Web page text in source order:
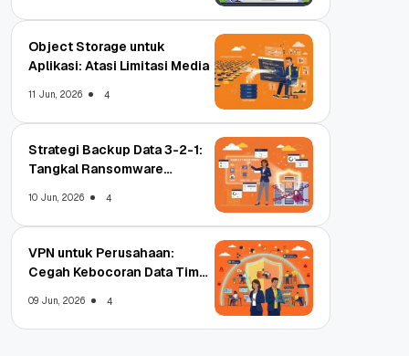
Object Storage untuk
Aplikasi: Atasi Limitasi Media
11 Jun, 2026 4
Strategi Backup Data 3-2-1:
Tangkal Ransomware
10 Jun, 2026 4
VPN untuk Perusahaan:
Cegah Kebocoran Data Tim
09 Jun, 2026 4